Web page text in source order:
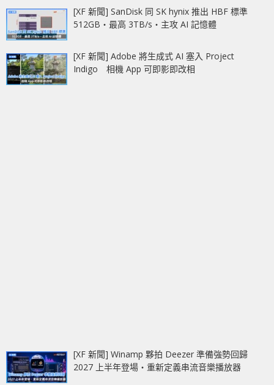
[XF 新聞] SanDisk 同 SK hynix 推出 HBF 標準
512GB‧最高 3TB/s‧主攻 AI 記憶體
[XF 新聞] Adobe 將生成式 AI 塞入 Project
Indigo 相機 App 可即影即改相
[XF 新聞] Winamp 夥拍 Deezer 準備強勢回歸
2027 上半年登場‧重新定義串流音樂播放器